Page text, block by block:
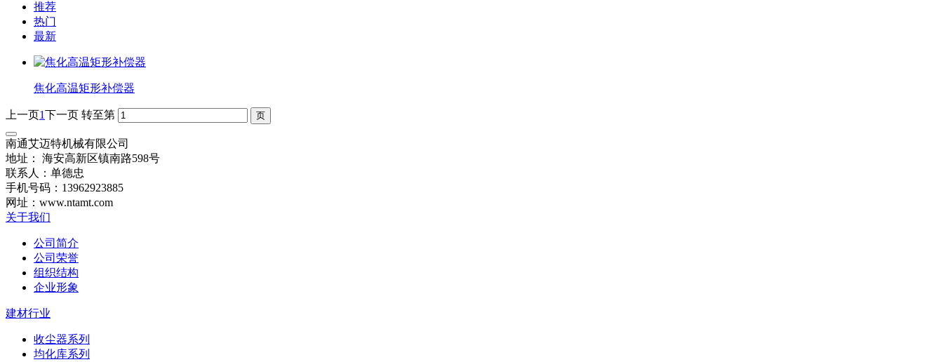
推荐
热门
最新
焦化高温矩形补偿器
上一页1下一页 转至第
南通艾迈特机械有限公司
地址： 海安高新区镇南路598号
联系人：单德忠
手机号码：13962923885
网址：www.ntamt.com
关于我们
公司简介
公司荣誉
组织结构
企业形象
建材行业
收尘器系列
均化库系列